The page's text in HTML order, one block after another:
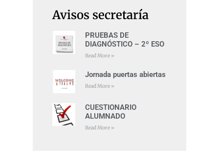
Avisos secretaría
PRUEBAS DE
DIAGNÓSTICO – 2º ESO
Read More »
Jornada puertas abiertas
Read More »
CUESTIONARIO
ALUMNADO
Read More »